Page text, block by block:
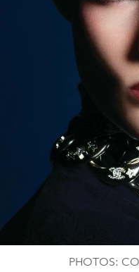
PHOTOS: